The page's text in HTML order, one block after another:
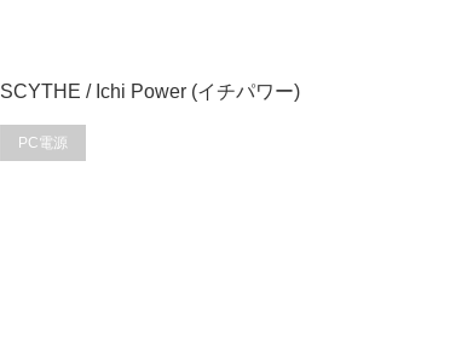
SCYTHE / Ichi Power (イチパワー)
PC電源